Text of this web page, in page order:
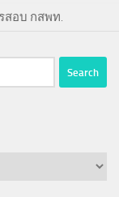
สอบ กสพท.